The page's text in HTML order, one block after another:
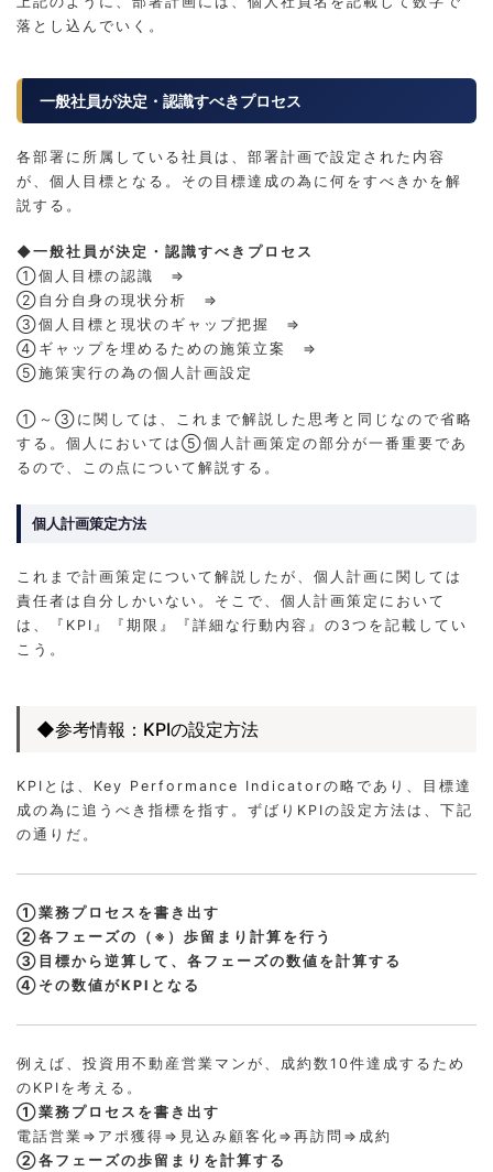
落とし込んでいく。
一般社員が決定・認識すべきプロセス
各部署に所属している社員は、部署計画で設定された内容
が、個人目標となる。その目標達成の為に何をすべきかを解
説する。
◆一般社員が決定・認識すべきプロセス
①個人目標の認識 ⇒
②自分自身の現状分析 ⇒
③個人目標と現状のギャップ把握 ⇒
④ギャップを埋めるための施策立案 ⇒
⑤施策実行の為の個人計画設定
①～③に関しては、これまで解説した思考と同じなので省略
する。個人においては⑤個人計画策定の部分が一番重要であ
るので、この点について解説する。
個人計画策定方法
これまで計画策定について解説したが、個人計画に関しては
責任者は自分しかいない。そこで、個人計画策定において
は、『KPI』『期限』『詳細な行動内容』の3つを記載してい
こう。
◆参考情報：KPIの設定方法
KPIとは、Key Performance Indicatorの略であり、目標達
成の為に追うべき指標を指す。ずばりKPIの設定方法は、下記
の通りだ。
①業務プロセスを書き出す
②各フェーズの（※）歩留まり計算を行う
③目標から逆算して、各フェーズの数値を計算する
④その数値がKPIとなる
例えば、投資用不動産営業マンが、成約数10件達成するため
のKPIを考える。
①業務プロセスを書き出す
電話営業⇒アポ獲得⇒見込み顧客化⇒再訪問⇒成約
②各フェーズの歩留まりを計算する